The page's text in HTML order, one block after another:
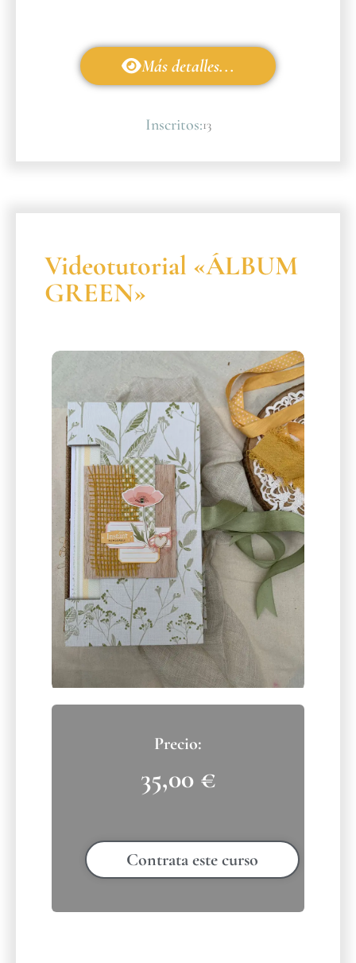
Más detalles...
Inscritos:13
Videotutorial «ÁLBUM
GREEN»
35,00 €
Contrata este curso